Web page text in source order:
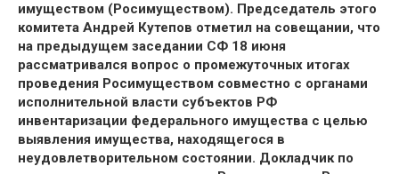
имуществом (Росимуществом). Председатель этого
комитета Андрей Кутепов отметил на совещании, что
на предыдущем заседании СФ 18 июня
рассматривался вопрос о промежуточных итогах
проведения Росимуществом совместно с органами
исполнительной власти субъектов РФ
инвентаризации федерального имущества с целью
выявления имущества, находящегося в
неудовлетворительном состоянии. Докладчик по